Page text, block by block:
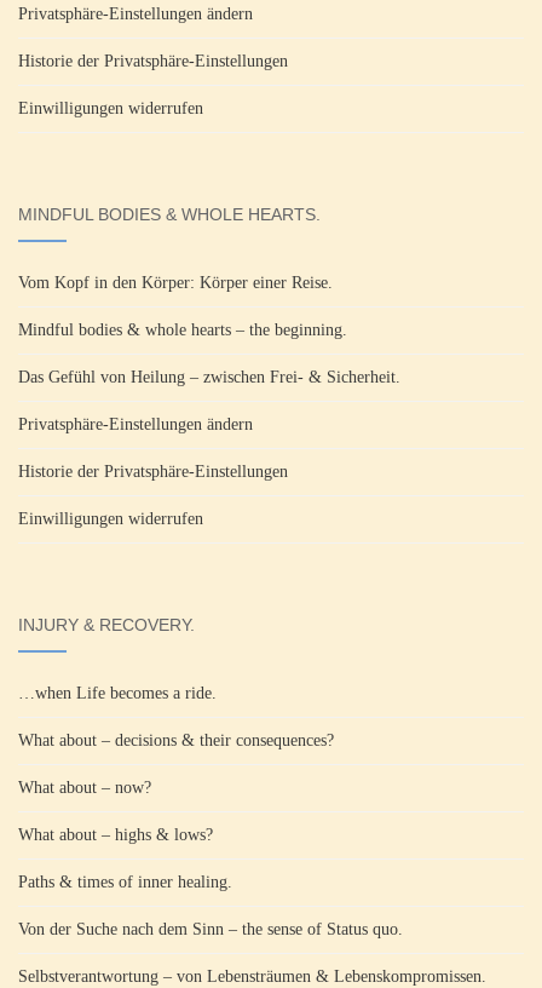
Privatsphäre-Einstellungen ändern
Historie der Privatsphäre-Einstellungen
Einwilligungen widerrufen
MINDFUL BODIES & WHOLE HEARTS.
Vom Kopf in den Körper: Körper einer Reise.
Mindful bodies & whole hearts – the beginning.
Das Gefühl von Heilung – zwischen Frei- & Sicherheit.
Privatsphäre-Einstellungen ändern
Historie der Privatsphäre-Einstellungen
Einwilligungen widerrufen
INJURY & RECOVERY.
…when Life becomes a ride.
What about – decisions & their consequences?
What about – now?
What about – highs & lows?
Paths & times of inner healing.
Von der Suche nach dem Sinn – the sense of Status quo.
Selbstverantwortung – von Lebensträumen & Lebenskompromissen.